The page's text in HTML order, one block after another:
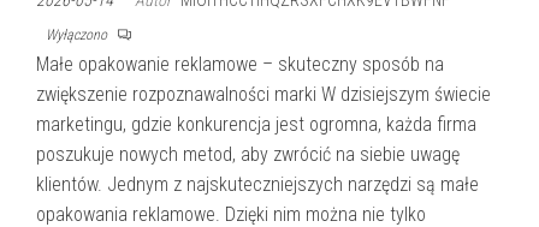
Wyłączono
Małe opakowanie reklamowe – skuteczny sposób na
zwiększenie rozpoznawalności marki W dzisiejszym świecie
marketingu, gdzie konkurencja jest ogromna, każda firma
poszukuje nowych metod, aby zwrócić na siebie uwagę
klientów. Jednym z najskuteczniejszych narzędzi są małe
opakowania reklamowe. Dzięki nim można nie tylko